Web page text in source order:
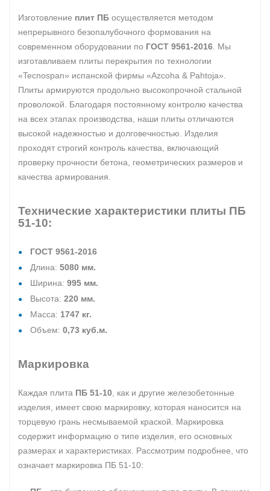
Изготовление плит ПБ осуществляется методом
непрерывного безопалубочного формования на
современном оборудовании по ГОСТ 9561-2016 . Мы
изготавливаем плиты перекрытия по технологии
«Tecnospan» испанской фирмы «Azcoha & Pahtoja».
Плиты армируются продольно высокопрочной стальной
проволокой. Благодаря постоянному контролю качества
на всех этапах производства, наши плиты отличаются
высокой надежностью и долговечностью. Изделия
проходят строгий контроль качества, включающий
проверку прочности бетона, геометрических размеров и
качества армирования.
Технические характеристики плиты ПБ
51-10:
ГОСТ 9561-2016
Длина: 5080 мм.
Ширина: 995 мм.
Высота: 220 мм.
Масса: 1747 кг.
Объем: 0,73 куб.м.
Маркировка
Каждая плита ПБ 51-10 , как и другие железобетонные
изделия, имеет свою маркировку, которая наносится на
торцевую грань несмываемой краской. Маркировка
содержит информацию о типе изделия, его основных
размерах и характеристиках. Рассмотрим подробнее, что
означает маркировка ПБ 51-10: